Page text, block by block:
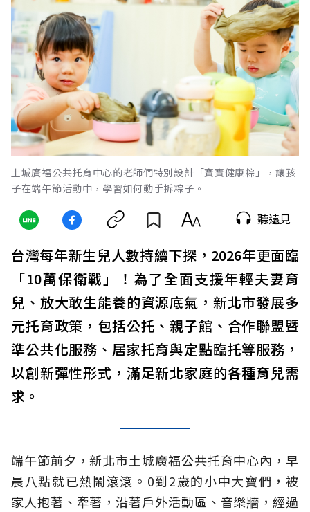
土城廣福公共托育中心的老師們特別設計「寶寶健康粽」，讓孩
子在端午節活動中，學習如何動手拆粽子。
聽遠見
台灣每年新生兒人數持續下探，2026年更面臨
「10萬保衛戰」！為了全面支援年輕夫妻育
兒、放大敢生能養的資源底氣，新北市發展多
元托育政策，包括公托、親子館、合作聯盟暨
準公共化服務、居家托育與定點臨托等服務，
以創新彈性形式，滿足新北家庭的各種育兒需
求。
端午節前夕，新北市土城廣福公共托育中心內，早
晨八點就已熱鬧滾滾。0到2歲的小中大寶們，被
家人抱著、牽著，沿著戶外活動區、音樂牆，經過